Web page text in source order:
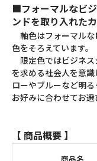
■フォーマルなビ
ンドを取り入れた
軸色はフォーマルな
色をそろえています。
限定色ではビジネス
を求める社会人を意
ローやブルーなど明る
お好みに合わせてお選
【 商品概要 】